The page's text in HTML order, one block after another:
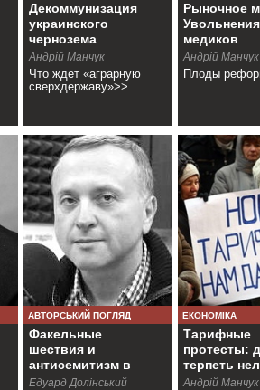
Декоммунизация
украинского
чернозема
Андрій Манчук
Что ждет «аграрную
сверхдержаву»>>
Рыночное
Увольнения
медиков
Андрій Манчук
Плоды
АВТОРСЬКИЙ ПОГЛЯД
Факельные
шествия и
антисемитизм в
Украине
Едуард Долінський
ЕКОНОМІКА
Тарифные
протесты:
терпеть
Андрiй Манчук